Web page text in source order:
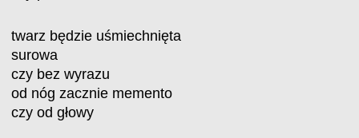
twarz będzie uśmiechnięta
surowa
czy bez wyrazu
od nóg zacznie memento
czy od głowy